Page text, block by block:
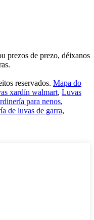
prezos de prezo, déixanos
reservados. Mapa do
xardín walmart, Luvas
para nenos,
de luvas de garra,